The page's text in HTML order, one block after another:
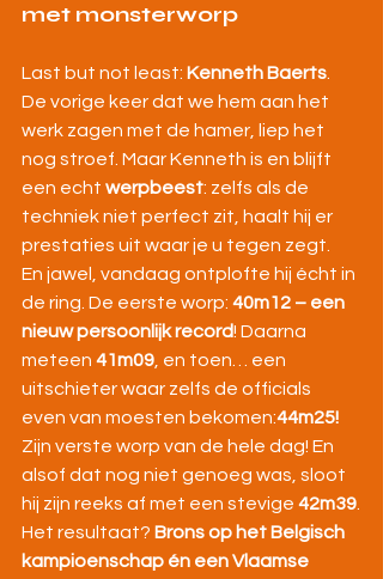
met monsterworp
Last but not least: Kenneth Baerts
De vorige keer dat we hem aan het
werk zagen met de hamer, liep het
nog stroef. Maar Kenneth is en blijft
een echt werpbeest: zelfs als de
techniek niet perfect zit, haalt hij er
prestaties uit waar je u tegen zegt.
En jawel, vandaag ontplofte hij écht in
de ring. De eerste worp: 40m12 – een
nieuw persoonlijk record! Daarna
meteen 41m09 , en toen… een
uitschieter waar zelfs de officials
even van moesten bekomen:44m25!
Zijn verste worp van de hele dag! En
alsof dat nog niet genoeg was, sloot
hij zijn reeks af met een stevige 42m39
Het resultaat? Brons op het Belgisch
kampioenschap én een Vlaamse